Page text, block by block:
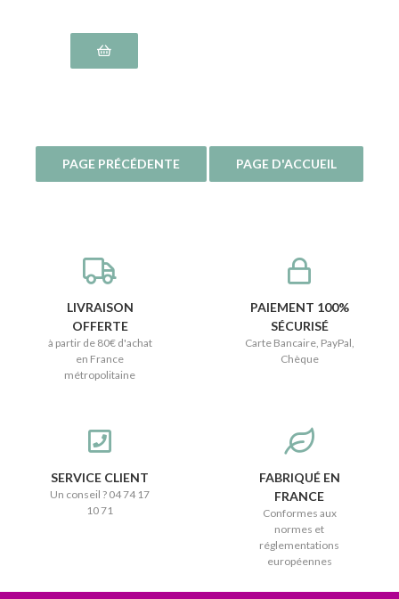
LIVRAISON
OFFERTE
à partir de 80€ d'achat
en France
métropolitaine
PAIEMENT 100%
SÉCURISÉ
Carte Bancaire, PayPal,
Chèque
SERVICE CLIENT
Un conseil ? 04 74 17
10 71
FABRIQUÉ EN
FRANCE
Conformes aux
normes et
réglementations
européennes